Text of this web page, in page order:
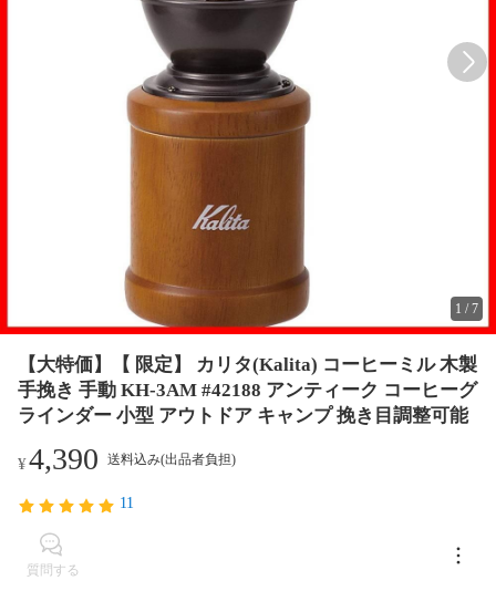
1 /7
【大特価】【 限定】 カリタ(Kalita) コーヒーミル 木製
手挽き 手動 KH-3AM #42188 アンティーク コーヒーグ
ラインダー 小型 アウトドア キャンプ 挽き目調整可能
¥4,390 送料込み(出品者負担)
11
質問する